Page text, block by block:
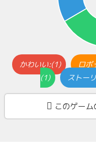
かわいい:(1) ロボ
(1)
ストー
このゲー